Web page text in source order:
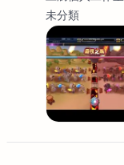
未分類